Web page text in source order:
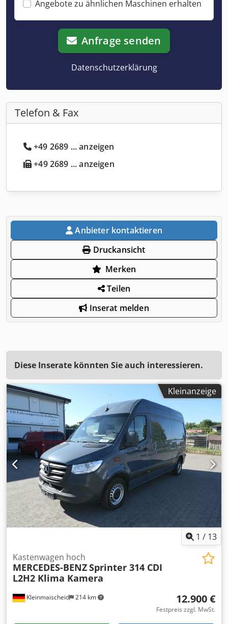
Angebote zu ähnlichen Maschinen erhalten
Anfrage senden
Datenschutzerklärung
Telefon & Fax
+49 2689 ... anzeigen
+49 2689 ... anzeigen
Anbieter kontaktieren
Druckansicht
Merken
Teilen
Inserat melden
Diese Inserate könnten Sie auch interessieren.
Kleinanzeige
1 / 13
Kleinmaischeid 214 km
Kastenwagen hoch
MERCEDES-BENZSprinter 314 CDI
L2H2 Klima Kamera
12.900 €
Festpreis zzgl. MwSt.